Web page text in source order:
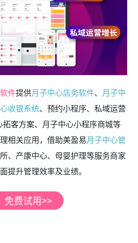
件提供月子中心店务软件、 月子中
收银系统、预约小程序、私域运营
客方案、月子中心小程序商城等
相关应用，借助美盈易月子中心管
、产康中心、母婴护理等服务商家
提升管理效率及业绩。